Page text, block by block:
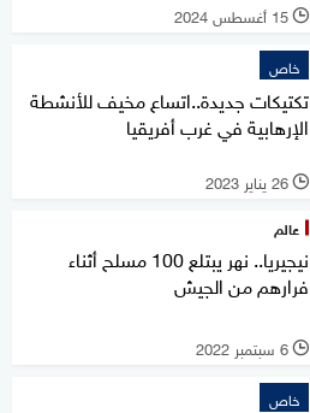
l 15 أغسطس 2024
خاص
تكتيكات جديدة..اتساع مخيف للأنشطة
الإرهابية في غرب أفريقيا
l 26 يناير 2023
عالم
نيجيريا.. نهر يبتلع 100 مسلح أثناء
فرارهم من الجيش
l 6 سبتمبر 2022
خاص